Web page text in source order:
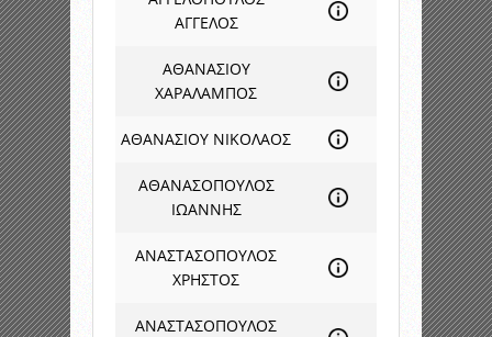
ΑΓΓΕΛΟΣ
ΑΘΑΝΑΣΙΟΥ
ΧΑΡΑΛΑΜΠΟΣ
ΑΘΑΝΑΣΙΟΥ ΝΙΚΟΛΑΟΣ
ΑΘΑΝΑΣΟΠΟΥΛΟΣ
ΙΩΑΝΝΗΣ
ΑΝΑΣΤΑΣΟΠΟΥΛΟΣ
ΧΡΗΣΤΟΣ
ΑΝΑΣΤΑΣΟΠΟΥΛΟΣ